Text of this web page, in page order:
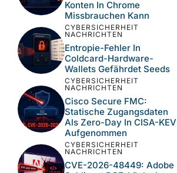
Konten In Chrome
Missbrauchen Kann
CYBERSICHERHEIT
NACHRICHTEN
Entropie-Fehler In
Coldcard-Hardware-
Wallets Gefährdet Seeds
CYBERSICHERHEIT
NACHRICHTEN
Cisco Secure FMC:
Statische Zugangsdaten
Als Zero-Day In CISA-KEV
Aufgenommen
CYBERSICHERHEIT
NACHRICHTEN
CVE-2026-48449: Adobe